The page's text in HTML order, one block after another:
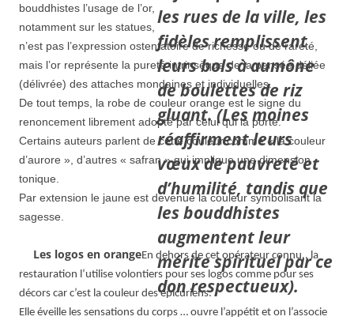
bouddhistes l’usage de l’or,
notamment sur les statues,
n’est pas l’expression ostentatoire de richesse ou de rareté,
mais l’or représente la pureté intrinsèque de la pensée déliée
(délivrée) des attaches mondaines et individuelles.
De tout temps, la robe de couleur orange est le signe du
renoncement librement adopté par celui qui la porte.
Certains auteurs parlent de cette couleur comme « la couleur
d’aurore », d’autres « safran » qui implique une dimension
tonique.
Par extension le jaune est devenue la couleur symbolisant la
sagesse.
Les logos en orangeEn dehors de cet opérateur connu.. la
restauration l’utilise volontiers pour ses logos comme pour ses
décors car c’est la couleur des épicuriens.
Elle éveille les sensations du corps … ouvre l’appétit et on l’associe